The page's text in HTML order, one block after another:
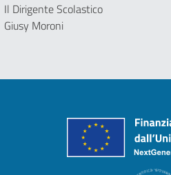
Il Dirigente Scolastico
Giusy Moroni